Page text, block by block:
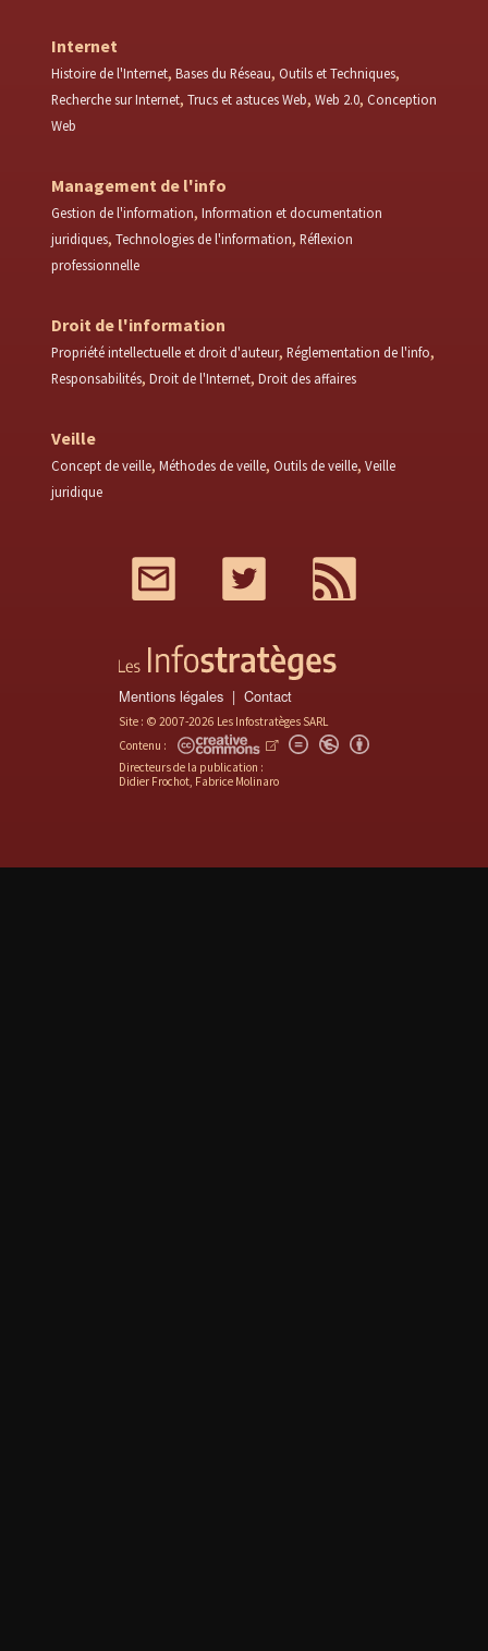
Internet
Histoire de l'Internet Bases du Réseau Outils et Techniques
Recherche sur Internet Trucs et astuces Web Web 2.0 Conception
Web
Management de l'info
Gestion de l'information Information et documentation
juridiques Technologies de l'information Réflexion
professionnelle
Droit de l'information
Propriété intellectuelle et droit d'auteur Réglementation de l'info
Responsabilités Droit de l'Internet Droit des affaires
Veille
Concept de veille Méthodes de veille Outils de veille Veille
juridique
Twitter
Mentions légales Contact
Site : © 2007-2026 Les Infostratèges SARL
Contenu :
Directeurs de la publication :
Didier Frochot, Fabrice Molinaro